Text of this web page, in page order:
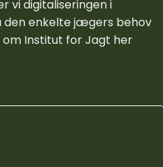
vi digitaliseringen i
enkelte jægers behov
Institut for Jagt her